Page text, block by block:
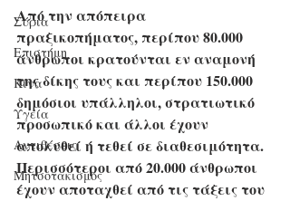
Σύρια
Επιστήμη
Kίνα
Υγεία
Aντιθέσεις
Μητσοτακισμός
Από την απόπειρα
πραξικοπήματος, περίπου 80.000
άνθρωποι κρατούνται εν αναμονή
της δίκης τους και περίπου 150.000
δημόσιοι υπάλληλοι, στρατιωτικό
προσωπικό και άλλοι έχουν
απολυθεί ή τεθεί σε διαθεσιμότητα.
Περισσότεροι από 20.000 άνθρωποι
έχουν αποταχθεί από τις τάξεις του